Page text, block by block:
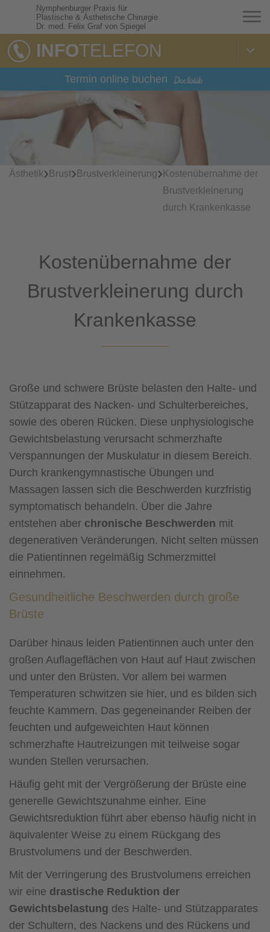
Nymphenburger Praxis für
Plastische & Ästhetische Chirurgie
Dr. med. Felix Graf von Spiegel
INFOTELEFON
Termin online buchen
Ästhetik› Brust› Brustverkleinerung› Kostenübernahme der
Brustverkleinerung
durch Krankenkasse
Kostenübernahme der
Brustverkleinerung durch
Krankenkasse
Große und schwere Brüste belasten den Halte- und
Stützapparat des Nacken- und Schulterbereiches,
sowie des oberen Rücken. Diese unphysiologische
Gewichtsbelastung verursacht schmerzhafte
Verspannungen der Muskulatur in diesem Bereich.
Durch krankengymnastische Übungen und
Massagen lassen sich die Beschwerden kurzfristig
symptomatisch behandeln. Über die Jahre
entstehen aber chronische Beschwerden mit
degenerativen Veränderungen. Nicht selten müssen
die Patientinnen regelmäßig Schmerzmittel
einnehmen.
Gesundheitliche Beschwerden durch große
Brüste
Darüber hinaus leiden Patientinnen auch unter den
großen Auflageflächen von Haut auf Haut zwischen
und unter den Brüsten. Vor allem bei warmen
Temperaturen schwitzen sie hier, und es bilden sich
feuchte Kammern. Das gegeneinander Reiben der
feuchten und aufgeweichten Haut können
schmerzhafte Hautreizungen mit teilweise sogar
wunden Stellen verursachen.
Häufig geht mit der Vergrößerung der Brüste eine
generelle Gewichtszunahme einher. Eine
Gewichtsreduktion führt aber ebenso häufig nicht in
äquivalenter Weise zu einem Rückgang des
Brustvolumens und der Beschwerden.
Mit der Verringerung des Brustvolumens erreichen
wir eine drastische Reduktion der
Gewichtsbelastung des Halte- und Stützapparates
der Schultern, des Nackens und des Rückens und